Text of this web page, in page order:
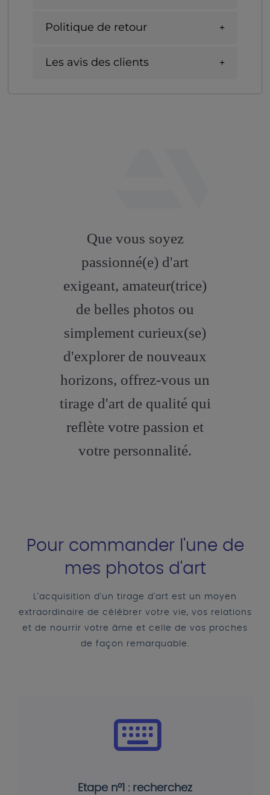
Politique de retour
Les avis des clients
artstation
Que vous soyez
passionné(e) d'art
exigeant, amateur(trice)
de belles photos ou
simplement curieux(se)
d'explorer de nouveaux
horizons, offrez-vous un
tirage d'art de qualité qui
reflète votre passion et
votre personnalité.
Pour commander l'une de
mes photos d'art
L'acquisition d'un tirage d'art est un moyen
extraordinaire de célébrer votre vie, vos relations
et de nourrir votre âme et celle de vos proches
de façon remarquable.
Etape n°1 : recherchez